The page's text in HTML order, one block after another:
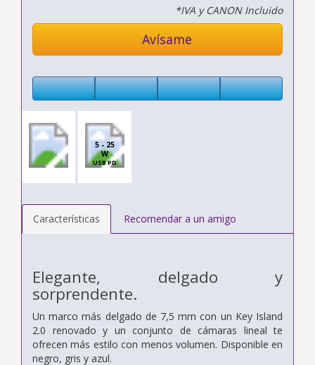
*IVA y CANON Incluido
Avísame
5 - 25
W
USB PD
Características Recomendar a un amigo
Elegante, delgado y
sorprendente.
Un marco más delgado de 7,5 mm con un Key Island
2.0 renovado y un conjunto de cámaras lineal te
ofrecen más estilo con menos volumen. Disponible en
negro, gris y azul.